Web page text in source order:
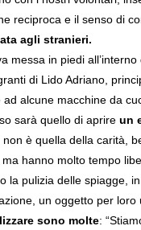
reciproca e il senso di
agli stranieri.
messa in piedi
di Lido Adriano,
ad alcune macchine da
sarà quello di aprireun
non è quella della carità,
hanno molto tempo
la pulizia delle spiagge,
un oggetto per loro
sono molte: